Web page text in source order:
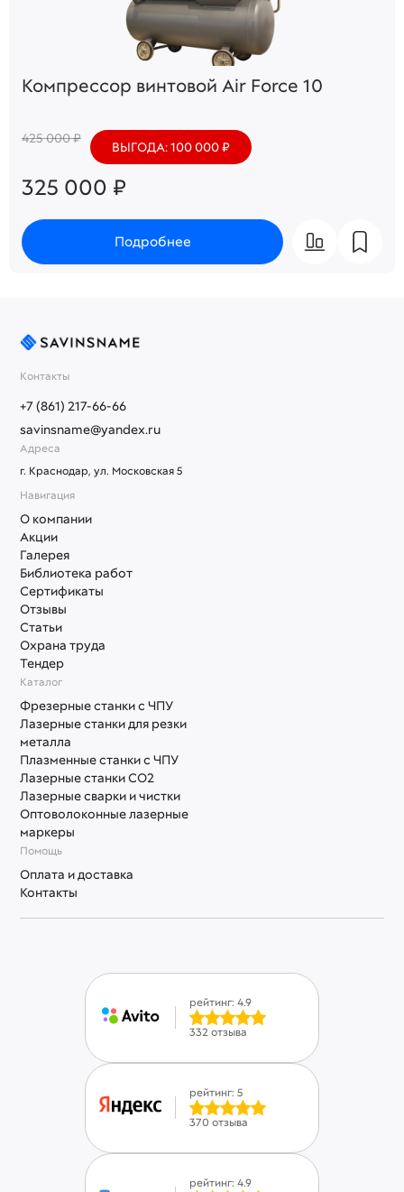
Компрессор винтовой Air Force 10
425 000 ₽
ВЫГОДА: 100 000 ₽
325 000 ₽
Подробнее
Контакты
+7 (861) 217-66-66
savinsname@yandex.ru
Адреса
г. Краснодар, ул. Московская 5
Помощь
Оплата и доставка
Контакты
Навигация
О компании
Акции
Галерея
Библиотека работ
Сертификаты
Отзывы
Статьи
Охрана труда
Тендер
Каталог
Фрезерные станки с ЧПУ
Лазерные станки для резки
металла
Плазменные станки с ЧПУ
Лазерные станки СО2
Лазерные сварки и чистки
Оптоволоконные лазерные
маркеры
рейтинг: 4.9
332 отзыва
рейтинг: 5
370 отзыва
рейтинг: 4.9